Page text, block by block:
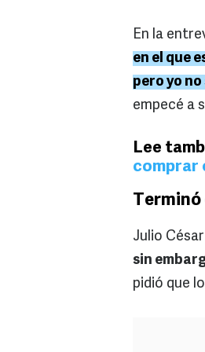
En la
en el que
pero yo no
empecé a
Lee
comprar
Terminó
Julio
sin
pidió que